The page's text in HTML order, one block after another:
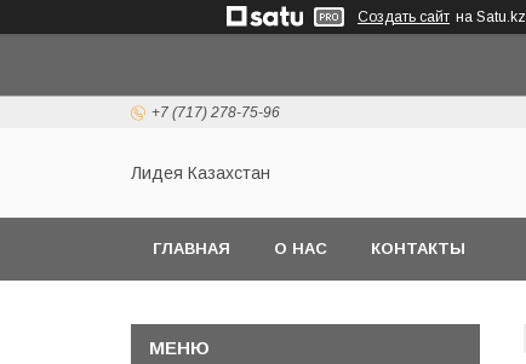
Создать сайт на Satu.kz
+7 (717) 278-75-96
Лидея Казахстан
ГЛАВНАЯ О НАС КОНТАКТЫ